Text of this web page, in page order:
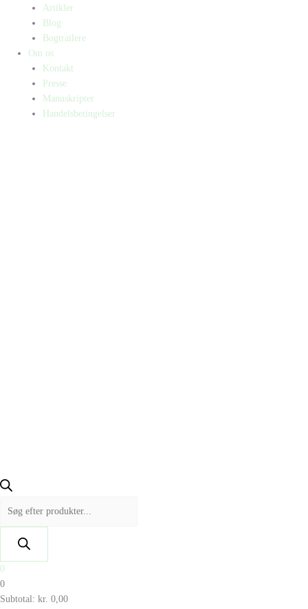
Artikler
Blog
Bogtrailere
Om os
Kontakt
Presse
Manuskripter
Handelsbetingelser
0
0
Subtotal: kr. 0,00